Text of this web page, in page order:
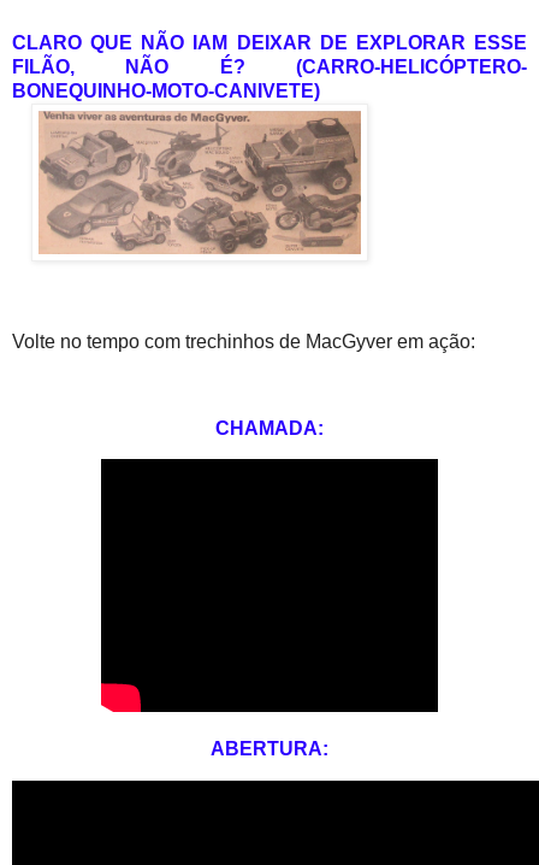
CLARO QUE NÃO IAM DEIXAR DE EXPLORAR ESSE
FILÃO, NÃO É? (CARRO-HELICÓPTERO-
BONEQUINHO-MOTO-CANIVETE)
Volte no tempo com trechinhos de MacGyver em ação:
CHAMADA:
ABERTURA: